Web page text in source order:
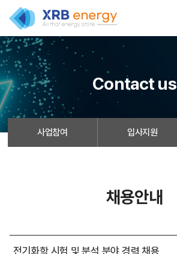
Contact us
사업참여 입사지원
채용안내
전기화학 시험 및 분석 분야 경력 채용